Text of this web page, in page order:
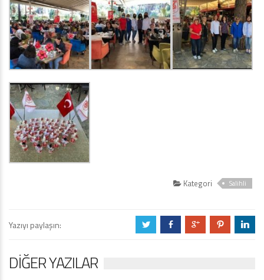
Kategori Salihli
Yazıyı paylaşın: a b c d j
DIĞER YAZILAR